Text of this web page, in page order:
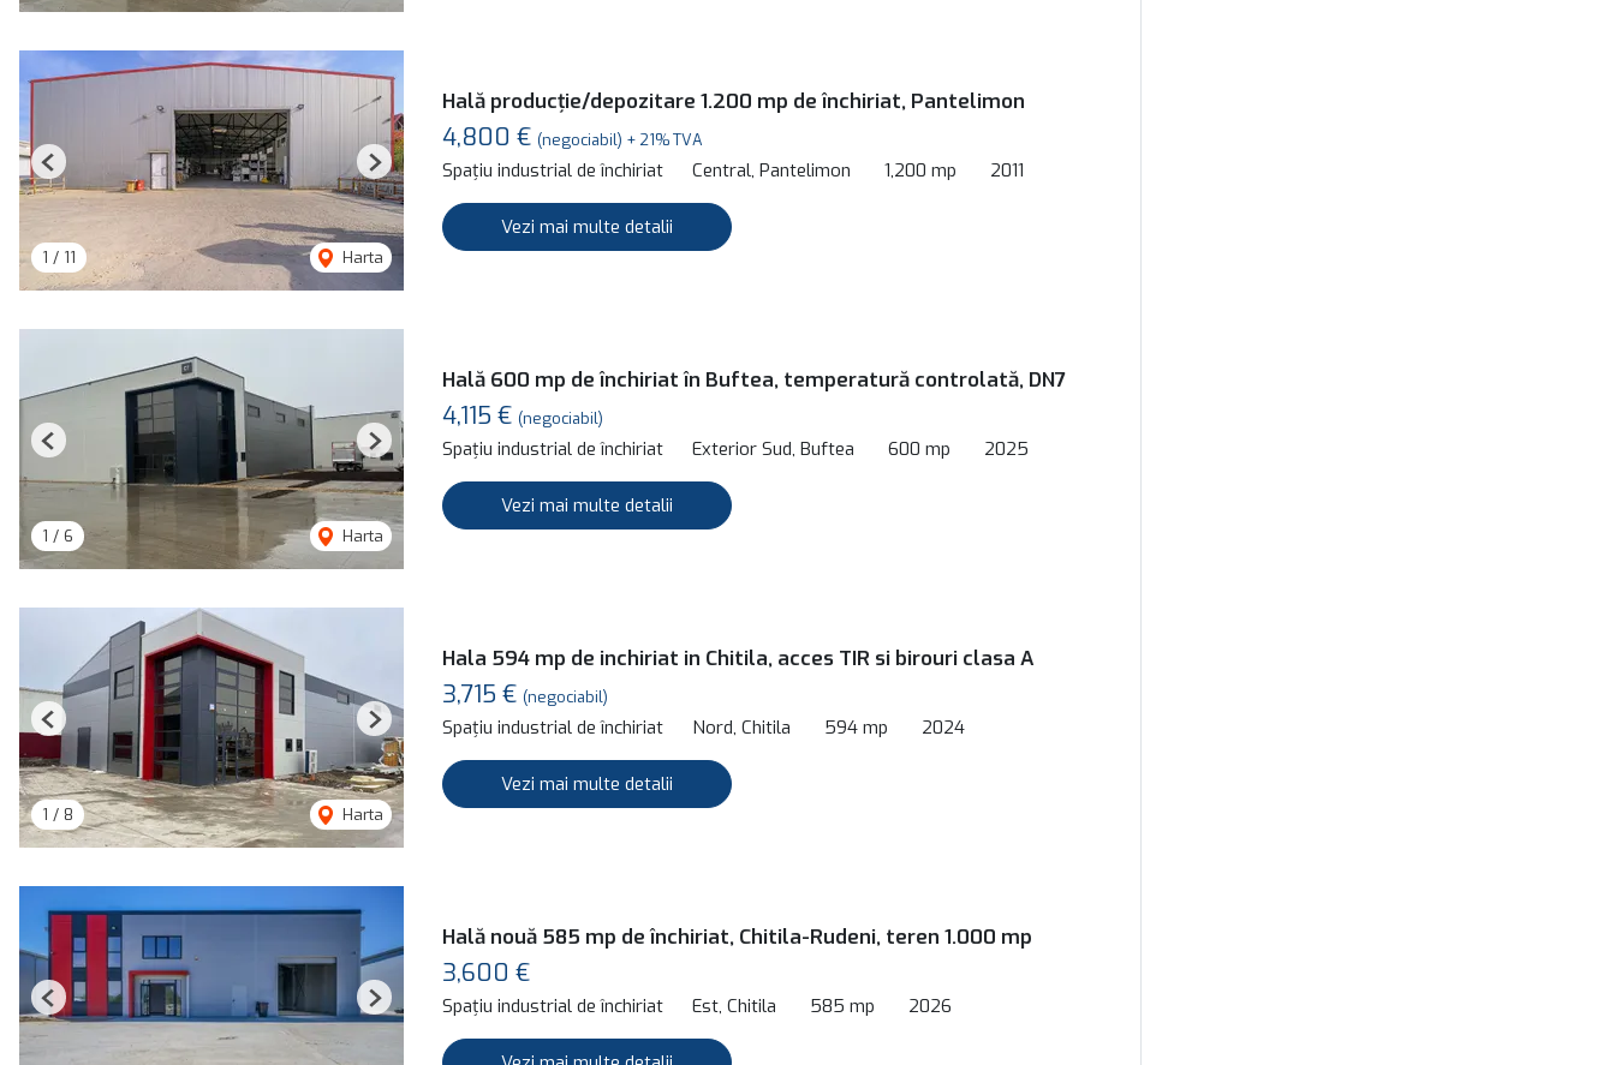
1 / 11 Harta
Previous Next
Hală producție/depozitare 1.200 mp de închiriat, Pantelimon
4,800 € (negociabil) + 21% TVA
Spațiu industrial de închiriat Central, Pantelimon 1,200 mp 2011
Vezi mai multe detalii
1 / 6 Harta
Previous Next
Hală 600 mp de închiriat în Buftea, temperatură controlată, DN7
4,115 € (negociabil)
Spațiu industrial de închiriat Exterior Sud, Buftea 600 mp 2025
Vezi mai multe detalii
1 / 8 Harta
Previous Next
Hala 594 mp de inchiriat in Chitila, acces TIR si birouri clasa A
3,715 € (negociabil)
Spațiu industrial de închiriat Nord, Chitila 594 mp 2024
Vezi mai multe detalii
Previous Next
Hală nouă 585 mp de închiriat, Chitila-Rudeni, teren 1.000 mp
3,600 €
Spațiu industrial de închiriat Est, Chitila 585 mp 2026